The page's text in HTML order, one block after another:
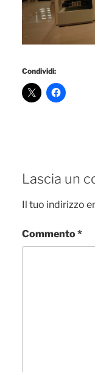
Condividi:
Lascia un
Il tuo indirizzo
Commento*